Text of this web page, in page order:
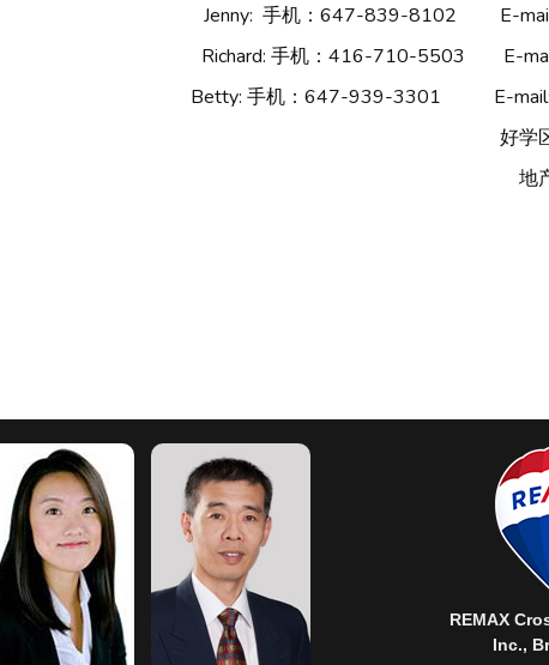
Jenny: 手机：647-839-8102 E-mail:
Richard: 手机：416-710-5503 E-
Betty: 手机：647-939-3301 E-mail:
好学
地
REMAX
Inc.,